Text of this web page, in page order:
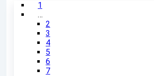
1
…
2
3
4
5
6
7